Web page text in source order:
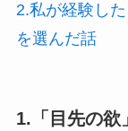
2.私が経験し
を選んだ話
1.「目先の欲